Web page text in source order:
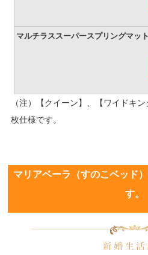
（注）【クイーン】、【ワイドキ
枚仕様です。
マリアベーラ（すのこベッド
す。